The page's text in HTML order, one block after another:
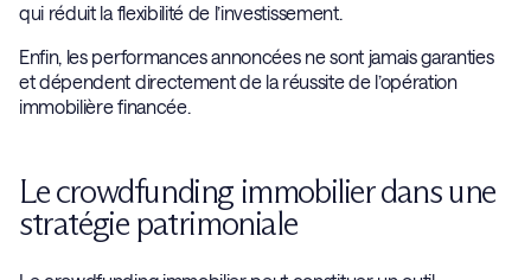
qui réduit la flexibilité de l’investissement.
Enfin, les performances annoncées ne sont jamais garanties
et dépendent directement de la réussite de l’opération
immobilière financée.
Le crowdfunding immobilier dans une
stratégie patrimoniale